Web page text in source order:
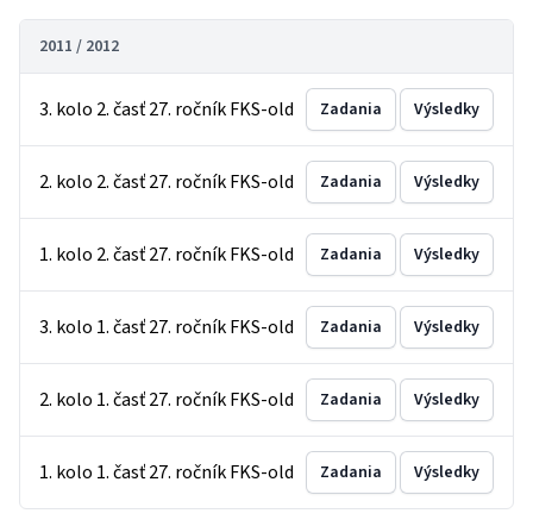
2011 / 2012
3. kolo 2. časť 27. ročník FKS-old Zadania Výsledky
2. kolo 2. časť 27. ročník FKS-old Zadania Výsledky
1. kolo 2. časť 27. ročník FKS-old Zadania Výsledky
3. kolo 1. časť 27. ročník FKS-old Zadania Výsledky
2. kolo 1. časť 27. ročník FKS-old Zadania Výsledky
1. kolo 1. časť 27. ročník FKS-old Zadania Výsledky